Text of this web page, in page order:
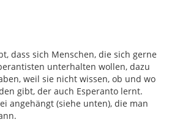
dass sich Menschen, die sich gerne
unterhalten wollen, dazu
weil sie nicht wissen, ob und wo
gibt, der auch Esperanto lernt.
angehängt (siehe unten), die man